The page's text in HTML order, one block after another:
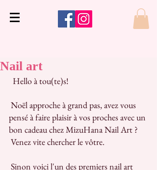
Nail art
  Hello à tou(te)s!
pensé à faire plaisir à vos proches avec un
bon cadeau chez MizuHana Nail Art ?
Venez vite chercher le vôtre.